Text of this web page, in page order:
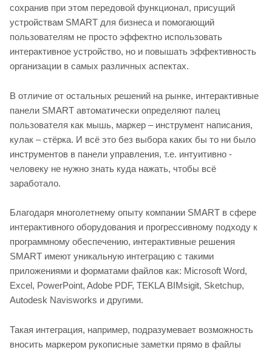
сохранив при этом передовой функционал, присущий
устройствам SMART для бизнеса и помогающий
пользователям не просто эффектно использовать
интерактивное устройство, но и повышать эффективность
организации в самых различных аспектах.
В отличие от остальных решений на рынке, интерактивные
панели SMART автоматически определяют палец
пользователя как мышь, маркер – инструмент написания,
кулак – стёрка. И всё это без выбора каких бы то ни было
инструментов в панели управления, т.е. интуитивно -
человеку не нужно знать куда нажать, чтобы всё
заработало.
Благодаря многолетнему опыту компании SMART в сфере
интерактивного оборудования и прогрессивному подходу к
программному обеспечению, интерактивные решения
SMART имеют уникальную интеграцию с такими
приложениями и форматами файлов как: Microsoft Word,
Excel, PowerPoint, Adobe PDF, TEKLA BIMsigit, Sketchup,
Autodesk Navisworks и другими.
Такая интеграция, например, подразумевает возможность
вносить маркером рукописные заметки прямо в файлы